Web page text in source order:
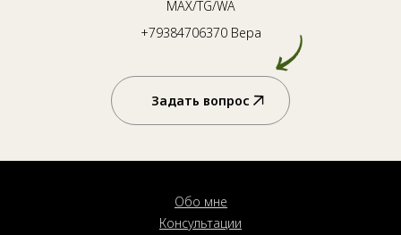
MAX/TG/WA
+79384706370 Вера
Задать вопрос
Консультации
Обо мне